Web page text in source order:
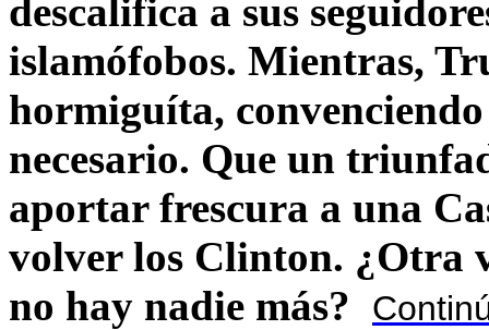
descalifica a sus
islamófobos. Mientras,
hormiguíta,
necesario. Que un
aportar frescura a una
volver los Clinton. ¿Otra
no hay nadie más?